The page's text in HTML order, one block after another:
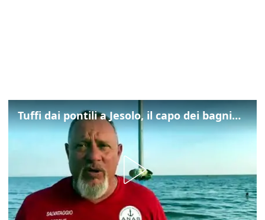
Tuffi dai pontili a Jesolo, il capo dei bagnini: "L'impegno di tutti per evitare altre tragedie"